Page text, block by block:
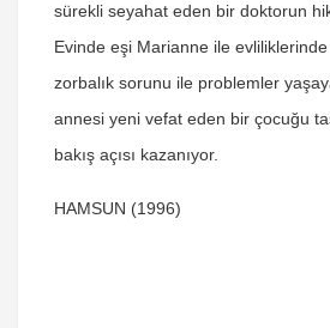
sürekli seyahat eden bir doktorun
Evinde eşi Marianne ile
zorbalık sorunu ile problemler
annesi yeni vefat eden bir çocuğu
bakış açısı kazanıyor.
HAMSUN (1996)